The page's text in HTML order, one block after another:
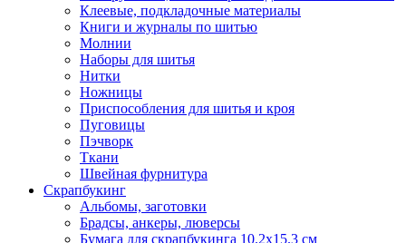
Клеевые, подкладочные материалы
Книги и журналы по шитью
Молнии
Наборы для шитья
Нитки
Ножницы
Приспособления для шитья и кроя
Пуговицы
Пэчворк
Ткани
Швейная фурнитура
Скрапбукинг
Альбомы, заготовки
Брадсы, анкеры, люверсы
Бумага для скрапбукинга 10.2х15.3 см